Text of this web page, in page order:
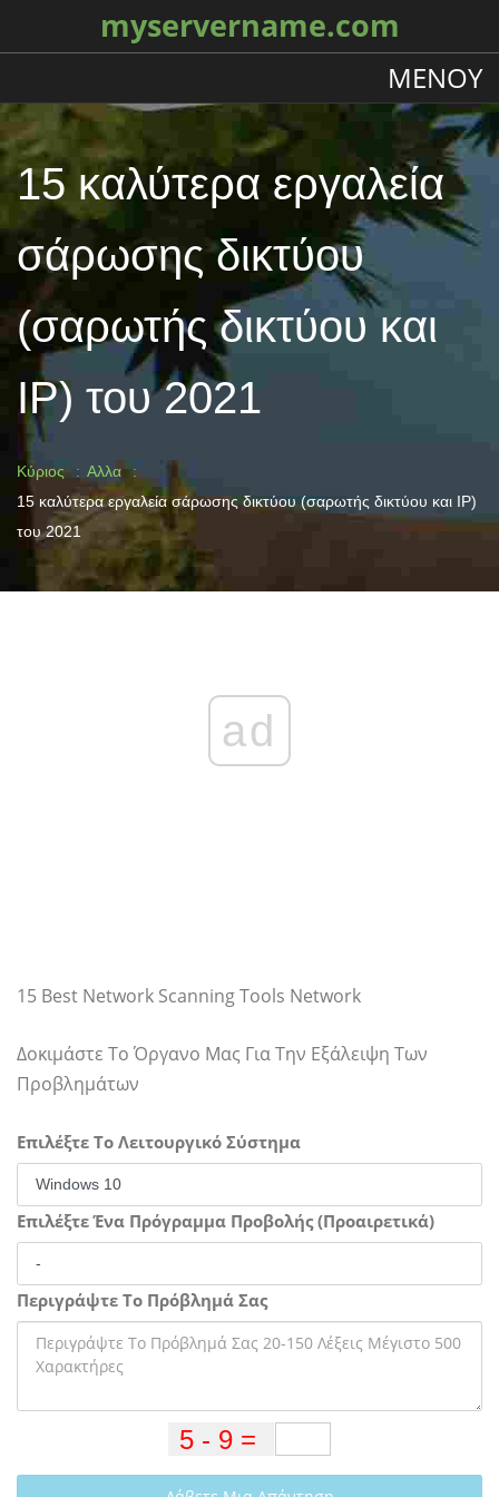
myservername.com
ΜΕΝΟΎ
15 καλύτερα εργαλεία
σάρωσης δικτύου
(σαρωτής δικτύου και
IP) του 2021
Κύριος
Αλλα
15 καλύτερα εργαλεία σάρωσης δικτύου (σαρωτής δικτύου και IP)
του 2021
ad
15 Best Network Scanning Tools Network
Δοκιμάστε Το Όργανο Μας Για Την Εξάλειψη Των
Προβλημάτων
Επιλέξτε Το Λειτουργικό Σύστημα
Επιλέξτε Ένα Πρόγραμμα Προβολής (Προαιρετικά)
Περιγράψτε Το Πρόβλημά Σας